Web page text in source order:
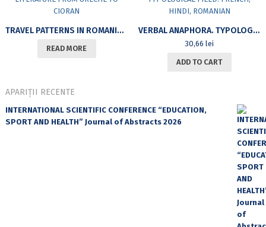
TRAVEL PATTERNS IN ROMANIAN LITERATURE FROM URECHE TO CIORAN
READ MORE
VERBAL ANAPHORA. TYPOLOGICAL FIELD: FRENCH, HINDI, ROMANIAN
30,66 lei
ADD TO CART
APARIȚII RECENTE
INTERNATIONAL SCIENTIFIC CONFERENCE “EDUCATION,
SPORT AND HEALTH” Journal of Abstracts 2026